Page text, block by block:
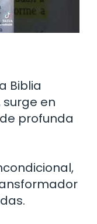
Biblia
en
profunda